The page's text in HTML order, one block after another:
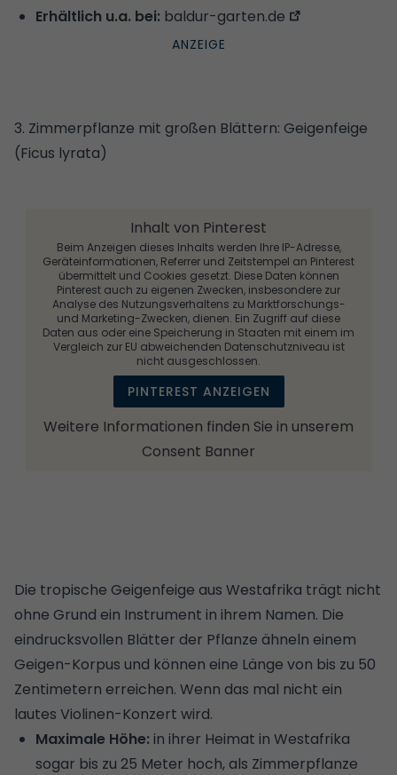
Erhältlich u.a. bei: baldur-garten.de
3. Zimmerpflanze mit großen Blättern: Geigenfeige
(Ficus lyrata)
Inhalt von Pinterest
Beim Anzeigen dieses Inhalts werden Ihre IP-Adresse,
Geräteinformationen, Referrer und Zeitstempel an Pinterest
übermittelt und Cookies gesetzt. Diese Daten können
Pinterest auch zu eigenen Zwecken, insbesondere zur
Analyse des Nutzungsverhaltens zu Marktforschungs-
und Marketing-Zwecken, dienen. Ein Zugriff auf diese
Daten aus oder eine Speicherung in Staaten mit einem im
Vergleich zur EU abweichenden Datenschutzniveau ist
nicht ausgeschlossen.
PINTEREST ANZEIGEN
Weitere Informationen finden Sie in unserem
Consent Banner
Die tropische Geigenfeige aus Westafrika trägt nicht
ohne Grund ein Instrument in ihrem Namen. Die
eindrucksvollen Blätter der Pflanze ähneln einem
Geigen-Korpus und können eine Länge von bis zu 50
Zentimetern erreichen. Wenn das mal nicht ein
lautes Violinen-Konzert wird.
Maximale Höhe: in ihrer Heimat in Westafrika
sogar bis zu 25 Meter hoch, als Zimmerpflanze